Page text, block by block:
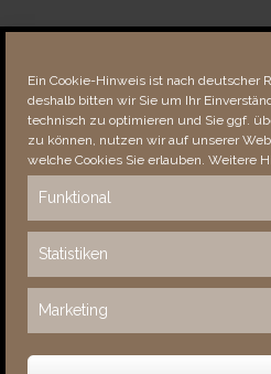
Ein Cookie-Hinweis ist nach deutscher
deshalb bitten wir Sie um Ihr
technisch zu optimieren und Sie ggf.
zu können, nutzen wir auf unserer
welche Cookies Sie erlauben. Weitere
Funktional
Statistiken
Marketing
Über dieses Portal
Fehler bemerkt?
Besucher seit 08/​2021
This Week